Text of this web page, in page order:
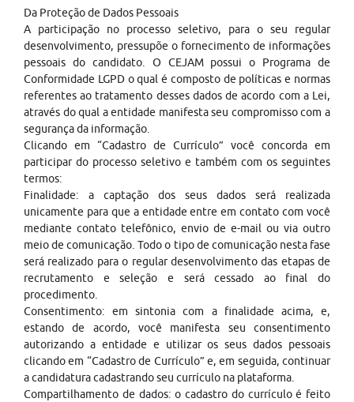
Da Proteção de Dados Pessoais
A participação no processo seletivo, para o seu regular
desenvolvimento, pressupõe o fornecimento de informações
pessoais do candidato. O CEJAM possui o Programa de
Conformidade LGPD o qual é composto de políticas e normas
referentes ao tratamento desses dados de acordo com a Lei,
através do qual a entidade manifesta seu compromisso com a
segurança da informação.
Clicando em “Cadastro de Currículo” você concorda em
participar do processo seletivo e também com os seguintes
termos:
Finalidade: a captação dos seus dados será realizada
unicamente para que a entidade entre em contato com você
mediante contato telefônico, envio de e-mail ou via outro
meio de comunicação. Todo o tipo de comunicação nesta fase
será realizado para o regular desenvolvimento das etapas de
recrutamento e seleção e será cessado ao final do
procedimento.
Consentimento: em sintonia com a finalidade acima, e,
estando de acordo, você manifesta seu consentimento
autorizando a entidade e utilizar os seus dados pessoais
clicando em “Cadastro de Currículo” e, em seguida, continuar
a candidatura cadastrando seu currículo na plataforma.
Compartilhamento de dados: o cadastro do currículo é feito